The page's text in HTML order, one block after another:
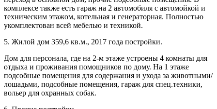
комплексе также есть гараж на 2 автомобиля с автомойкой и
техническим этажом, котельная и генераторная. Полностью
укомплектован всей мебелью и техникой.
5. Жилой дом 359,6 кв.м., 2017 года постройки.
Дом для персонала, где на 2-м этаже устроены 4 комнаты для
отдыха и проживания помощников по дому. На 1 этаже
подсобные помещения для содержания и ухода за животными/
лошадьми, подсобные помещения, гараж для спец.техники,
вольер для охранных собак.